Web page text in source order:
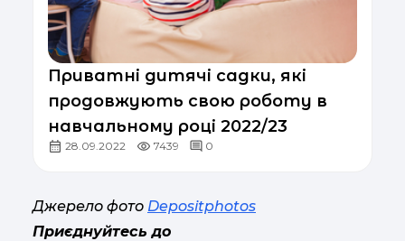
Приватні дитячі садки, які
продовжують свою роботу в
навчальному році 2022/23
28.09.2022 7439 0
Джерело фото Depositphotos
Приєднуйтесь до